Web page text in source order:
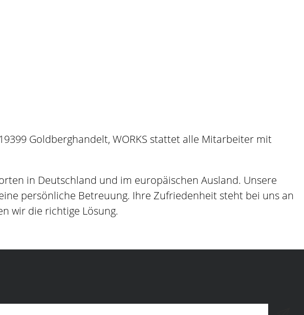
Goldberghandelt, WORKS stattet alle Mitarbeiter mit
in Deutschland und im europäischen Ausland. Unsere
persönliche Betreuung. Ihre Zufriedenheit steht bei uns an
wir die richtige Lösung.